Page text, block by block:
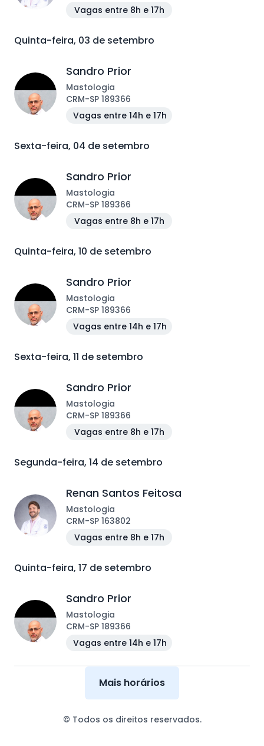
Vagas entre 8h e 17h
Quinta-feira, 03 de setembro
Sandro Prior
Mastologia
CRM-SP 189366
Vagas entre 14h e 17h
Sexta-feira, 04 de setembro
Sandro Prior
Mastologia
CRM-SP 189366
Vagas entre 8h e 17h
Quinta-feira, 10 de setembro
Sandro Prior
Mastologia
CRM-SP 189366
Vagas entre 14h e 17h
Sexta-feira, 11 de setembro
Sandro Prior
Mastologia
CRM-SP 189366
Vagas entre 8h e 17h
Segunda-feira, 14 de setembro
Renan Santos Feitosa
Mastologia
CRM-SP 163802
Vagas entre 8h e 17h
Quinta-feira, 17 de setembro
Sandro Prior
Mastologia
CRM-SP 189366
Vagas entre 14h e 17h
Mais horários
© Todos os direitos reservados.